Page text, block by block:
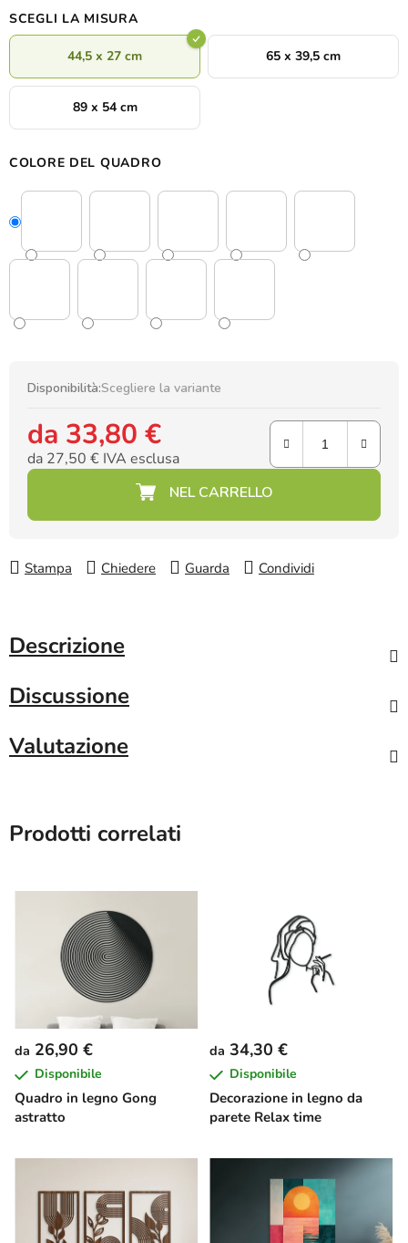
SCEGLI LA MISURA
44,5 x 27 cm 65 x 39,5 cm
89 x 54 cm
COLORE DEL QUADRO
Disponibilità:Scegliere la variante
da 33,80 €
da 27,50 € IVA esclusa
Prezzo della misura:
Stampa Chiedere Guarda Condividi
Descrizione
Discussione
Valutazione
Prodotti correlati
Quadro in legno Gong
astratto
da 26,90 €
Disponibile
Decorazione in legno da
parete Relax time
da 34,30 €
Disponibile